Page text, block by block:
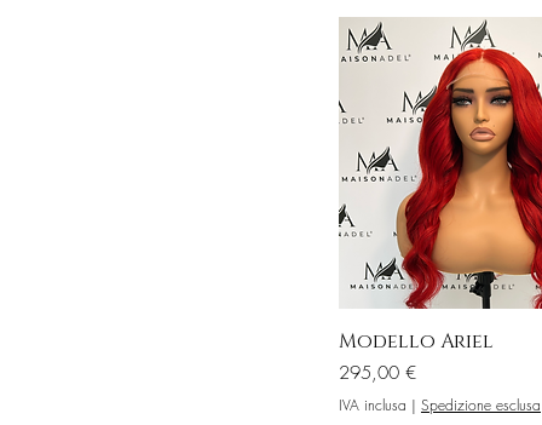
Modello Ariel
Prezzo
295,00 €
IVA inclusa | Spedizione esclusa